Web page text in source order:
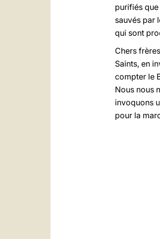
purifiés
sauvés par
qui sont
Chers
Saints, en
compter le
Nous nous
invoquons
pour la